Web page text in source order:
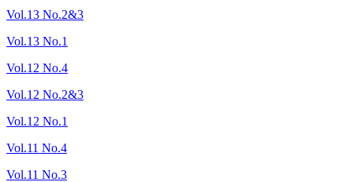
Vol.13 No.2&3
Vol.13 No.1
Vol.12 No.4
Vol.12 No.2&3
Vol.12 No.1
Vol.11 No.4
Vol.11 No.3